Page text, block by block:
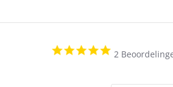
5.0
star
2